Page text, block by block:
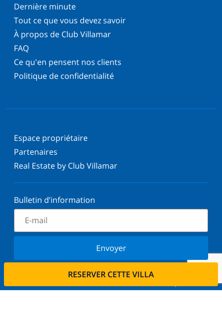
RESERVER CETTE VILLA
Dernière minute
Tout ce que vous devez savoir
À propos de Club Villamar
FAQ
Ce qu'en pensent nos clients
Politique de confidentialité
Espace propriétaire
Partenaires
Real Estate by Club Villamar
Bulletin d’information
Envoyer
Inscrivez-vous à notre newsletter et restez informé
votre vie privée.